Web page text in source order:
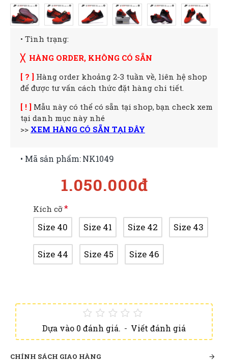
• Tình trạng:
╳ HÀNG ORDER, KHÔNG CÓ SẴN
[ ? ] Hàng order khoảng 2-3 tuần về, liên hệ shop
để được tư vấn cách thức đặt hàng chi tiết.
[ ! ] Mẫu này có thể có sẵn tại shop, bạn check xem
tại danh mục này nhé
>> XEM HÀNG CÓ SẴN TẠI ĐÂY
Dựa vào 0 đánh giá. - Viết đánh giá
1.050.000đ
• Mã sản phẩm:NK1049
Kích cỡ
Size 40 Size 41 Size 42 Size 43
Size 44 Size 45 Size 46
CHÍNH SÁCH GIAO HÀNG